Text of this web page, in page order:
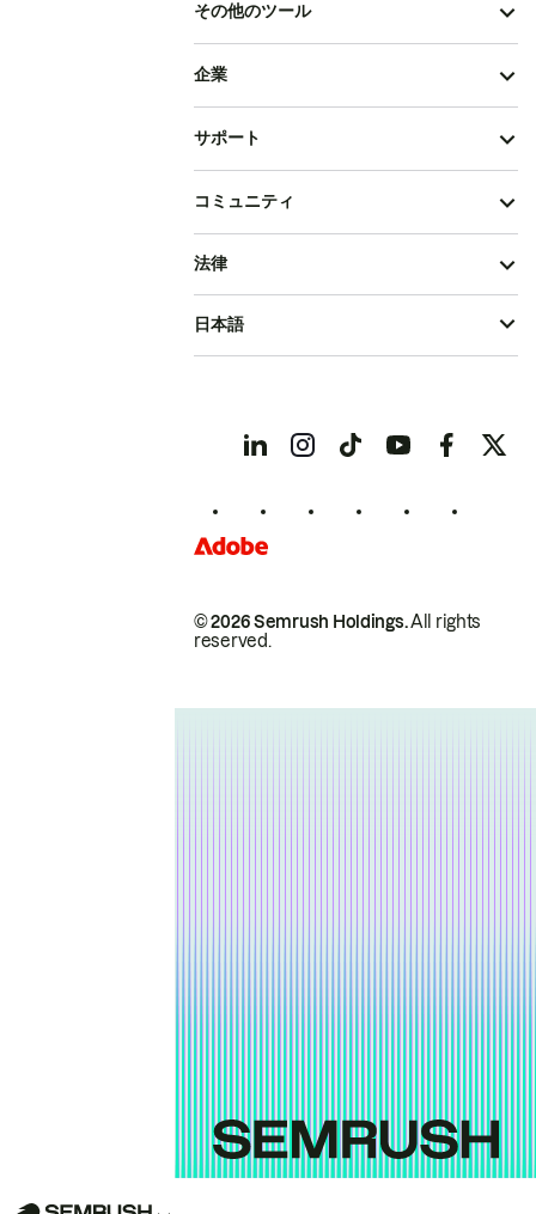
その他のツール
企業
サポート
コミュニティ
© 2026 Semrush Holdings.All rights
reserved.
法律
日本語